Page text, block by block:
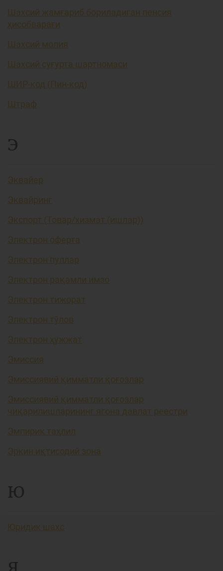
Шахсий жамғариб бориладиган пенсия
ҳисобварағи
Шахсий молия
Шахсий суғурта шартномаси
ШИР-код (Пин-код)
Штраф
Э
Эквайер
Эквайринг
Экспорт (Товар/хизмат (ишлар))
Электрон оферта
Электрон пуллар
Электрон рақамли имзо
Электрон тижорат
Электрон тўлов
Электрон ҳужжат
Эмиссия
Эмиссиявий қимматли қоғозлар
Эмиссиявий қимматли қоғозлар
чиқарилишларининг ягона давлат реестри
Эмпирик таҳлил
Эркин иқтисодий зона
Ю
Юридик шахс